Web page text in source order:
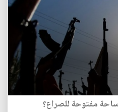
مفتوحة للصراع؟